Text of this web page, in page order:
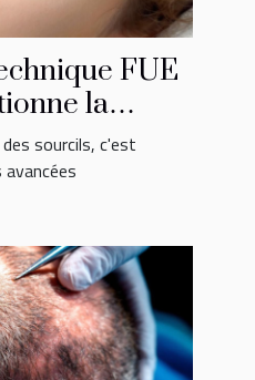
FUE
la
?
sourcils, c'est
avancées